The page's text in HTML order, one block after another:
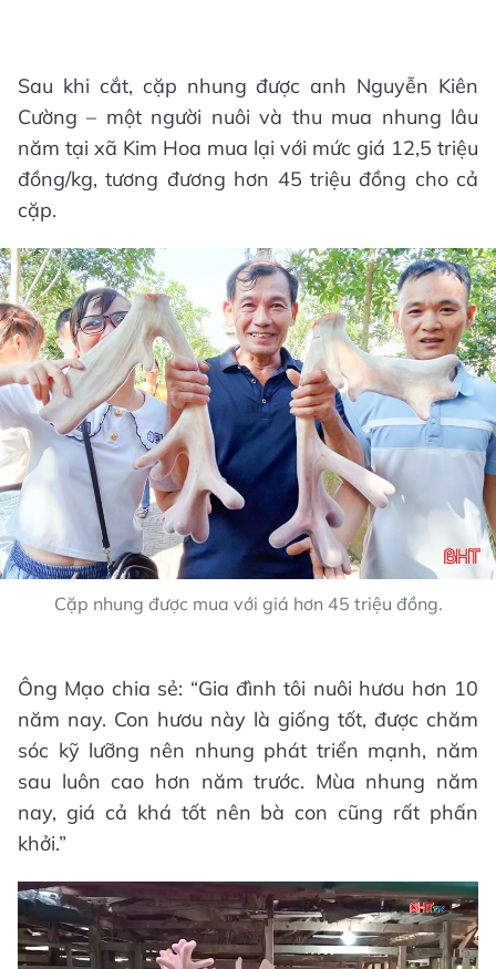
Sau khi cắt, cặp nhung được anh Nguyễn Kiên
Cường – một người nuôi và thu mua nhung lâu
năm tại xã Kim Hoa mua lại với mức giá 12,5 triệu
đồng/kg, tương đương hơn 45 triệu đồng cho cả
cặp.
Cặp nhung được mua với giá hơn 45 triệu đồng.
Ông Mạo chia sẻ: “Gia đình tôi nuôi hươu hơn 10
năm nay. Con hươu này là giống tốt, được chăm
sóc kỹ lưỡng nên nhung phát triển mạnh, năm
sau luôn cao hơn năm trước. Mùa nhung năm
nay, giá cả khá tốt nên bà con cũng rất phấn
khởi.”